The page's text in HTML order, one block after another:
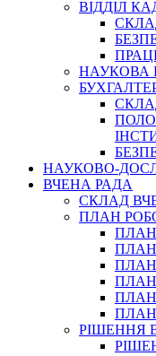
ВІДДІЛ
НАУКОВА
НАУКОВО-
ВЧЕНА РАДА
СКЛАД
ПЛАН
ПЛАН
ПЛАН
ПЛАН
ПЛАН
ПЛАН
ПЛАН
РІШЕННЯ